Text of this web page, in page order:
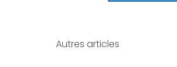
Autres articles